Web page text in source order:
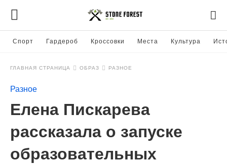
Спорт Гардероб Кроссовки Места Культура
ГЛАВНАЯ СТРАНИЦА ОБРАЗ РАЗНОЕ
Разное
Елена Пискарева
рассказала о запуске
образовательных